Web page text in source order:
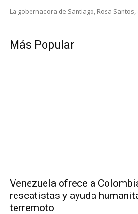
La gobernadora de Santiago, Rosa
Más Popular
Venezuela ofrece a
rescatistas y ayuda
terremoto